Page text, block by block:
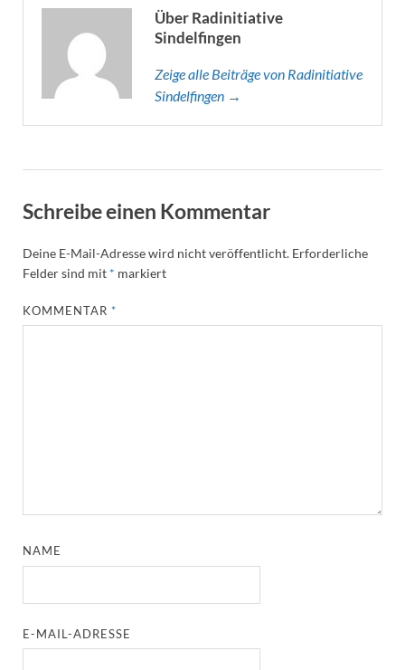
Über Radinitiative
Sindelfingen
Zeige alle Beiträge von Radinitiative
Sindelfingen →
Schreibe einen Kommentar
Deine E-Mail-Adresse wird nicht veröffentlicht. Erforderliche
Felder sind mit * markiert
KOMMENTAR*
NAME
E-MAIL-ADRESSE